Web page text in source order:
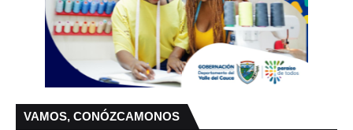
VAMOS, CONÓZCAMONOS